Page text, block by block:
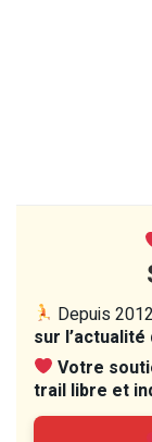
Depuis
sur
Votre
trail libre et